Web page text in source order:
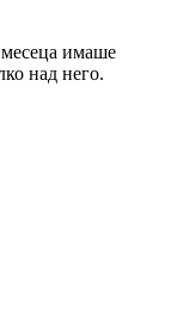
имаше
над него.